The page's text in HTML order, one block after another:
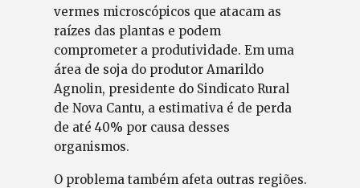
vermes microscópicos que atacam as
raízes das plantas e podem
comprometer a produtividade. Em uma
área de soja do produtor Amarildo
Agnolin, presidente do Sindicato Rural
de Nova Cantu, a estimativa é de perda
de até 40% por causa desses
organismos.
O problema também afeta outras regiões.